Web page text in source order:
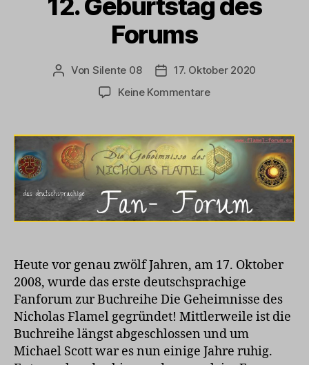
12. Geburtstag des
Forums
Beitragsautor
Von Silente 08 Veröffentlichungsdatum
17. Oktober 2020
Keine Kommentarezu
des
Forums
Heute vor genau zwölf Jahren, am 17. Oktober
2008, wurde das erste deutschsprachige
Fanforum zur Buchreihe Die Geheimnisse des
Nicholas Flamel gegründet! Mittlerweile ist die
Buchreihe längst abgeschlossen und um
Michael Scott war es nun einige Jahre ruhig.